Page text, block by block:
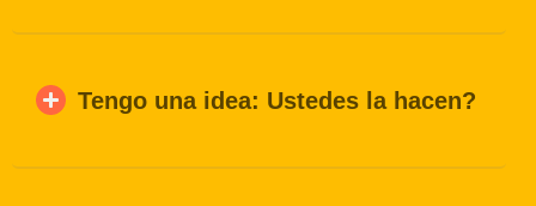
Tengo una idea: Ustedes la hacen?